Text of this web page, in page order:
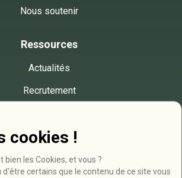
Nous soutenir
Ressources
Actualités
Recrutement
Contact
RD946, Bois de Roucy
cookies !
bien les Cookies, et vous ?
d'être certains que le contenu de ce site vous